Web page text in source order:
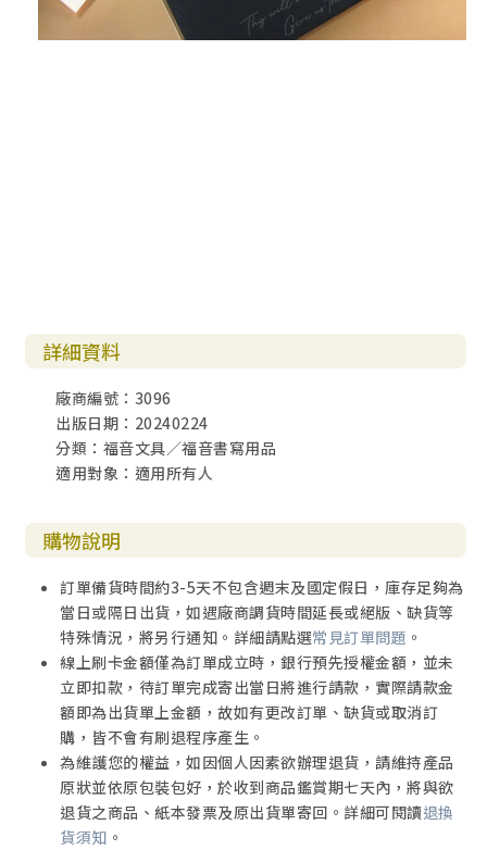
詳細資料
廠商編號：3096
出版日期：20240224
分類：福音文具／福音書寫用品
適用對象：適用所有人
購物說明
訂單備貨時間約3-5天不包含週末及國定假日，庫存足夠為
當日或隔日出貨，如遇廠商調貨時間延長或絕版、缺貨等
特殊情況，將另行通知。詳細請點選常見訂單問題 。
線上刷卡金額僅為訂單成立時，銀行預先授權金額，並未
立即扣款，待訂單完成寄出當日將進行請款，實際請款金
額即為出貨單上金額，故如有更改訂單、缺貨或取消訂
購，皆不會有刷退程序產生。
為維護您的權益，如因個人因素欲辦理退貨，請維持產品
原狀並依原包裝包好，於收到商品鑑賞期七天內，將與欲
退貨之商品、紙本發票及原出貨單寄回。詳細可閱讀退換
貨須知 。